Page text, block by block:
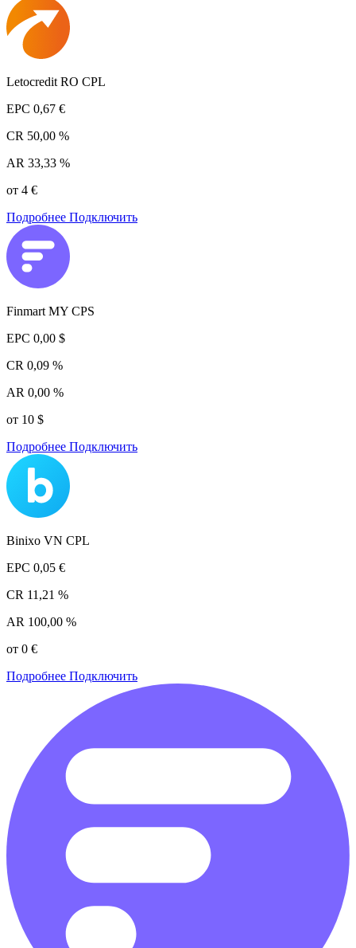
Letocredit RO CPL
EPC 0,67 €
CR 50,00 %
AR 33,33 %
от 4 €
Подробнее Подключить
Finmart MY CPS
EPC 0,00 $
CR 0,09 %
AR 0,00 %
от 10 $
Подробнее Подключить
Binixo VN CPL
EPC 0,05 €
CR 11,21 %
AR 100,00 %
от 0 €
Подробнее Подключить